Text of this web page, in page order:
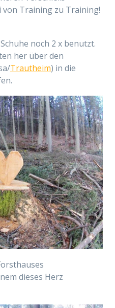
Training zu Training!
noch 2 x benutzt.
her über den
Trautheim) in die
dieses Herz